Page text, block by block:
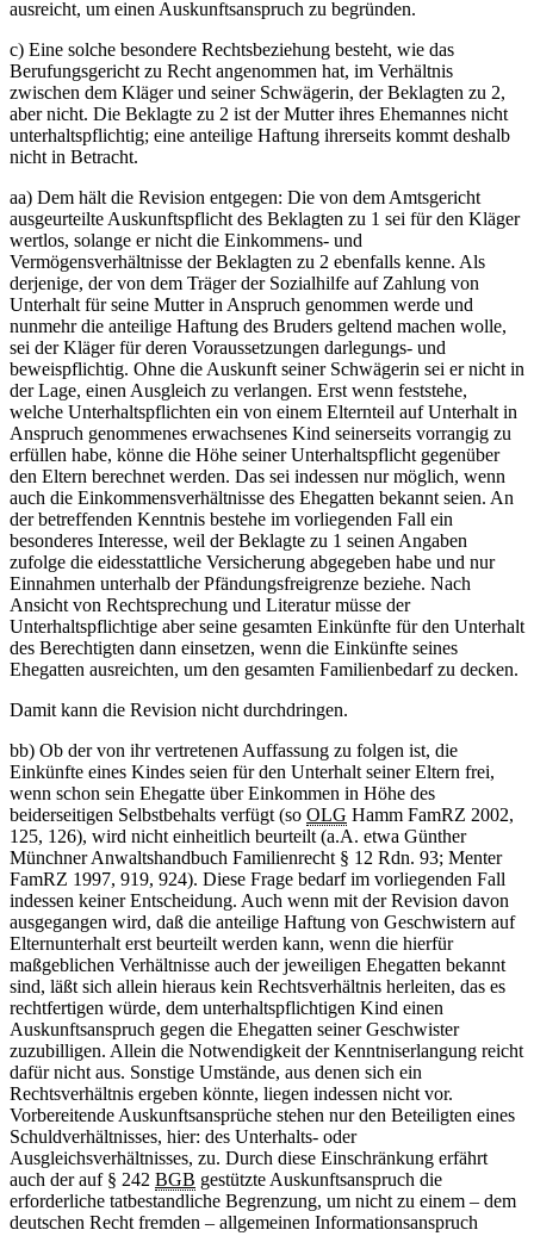
ausreicht, um einen Auskunftsanspruch zu begründen.
c) Eine solche besondere Rechtsbeziehung besteht, wie das
Berufungsgericht zu Recht angenommen hat, im Verhältnis
zwischen dem Kläger und seiner Schwägerin, der Beklagten zu 2,
aber nicht. Die Beklagte zu 2 ist der Mutter ihres Ehemannes nicht
unterhaltspflichtig; eine anteilige Haftung ihrerseits kommt deshalb
nicht in Betracht.
aa) Dem hält die Revision entgegen: Die von dem Amtsgericht
ausgeurteilte Auskunftspflicht des Beklagten zu 1 sei für den Kläger
wertlos, solange er nicht die Einkommens- und
Vermögensverhältnisse der Beklagten zu 2 ebenfalls kenne. Als
derjenige, der von dem Träger der Sozialhilfe auf Zahlung von
Unterhalt für seine Mutter in Anspruch genommen werde und
nunmehr die anteilige Haftung des Bruders geltend machen wolle,
sei der Kläger für deren Voraussetzungen darlegungs- und
beweispflichtig. Ohne die Auskunft seiner Schwägerin sei er nicht in
der Lage, einen Ausgleich zu verlangen. Erst wenn feststehe,
welche Unterhaltspflichten ein von einem Elternteil auf Unterhalt in
Anspruch genommenes erwachsenes Kind seinerseits vorrangig zu
erfüllen habe, könne die Höhe seiner Unterhaltspflicht gegenüber
den Eltern berechnet werden. Das sei indessen nur möglich, wenn
auch die Einkommensverhältnisse des Ehegatten bekannt seien. An
der betreffenden Kenntnis bestehe im vorliegenden Fall ein
besonderes Interesse, weil der Beklagte zu 1 seinen Angaben
zufolge die eidesstattliche Versicherung abgegeben habe und nur
Einnahmen unterhalb der Pfändungsfreigrenze beziehe. Nach
Ansicht von Rechtsprechung und Literatur müsse der
Unterhaltspflichtige aber seine gesamten Einkünfte für den Unterhalt
des Berechtigten dann einsetzen, wenn die Einkünfte seines
Ehegatten ausreichten, um den gesamten Familienbedarf zu decken.
Damit kann die Revision nicht durchdringen.
bb) Ob der von ihr vertretenen Auffassung zu folgen ist, die
Einkünfte eines Kindes seien für den Unterhalt seiner Eltern frei,
wenn schon sein Ehegatte über Einkommen in Höhe des
beiderseitigen Selbstbehalts verfügt (so OLG Hamm FamRZ 2002,
125, 126), wird nicht einheitlich beurteilt (a.A. etwa Günther
Münchner Anwaltshandbuch Familienrecht § 12 Rdn. 93; Menter
FamRZ 1997, 919, 924). Diese Frage bedarf im vorliegenden Fall
indessen keiner Entscheidung. Auch wenn mit der Revision davon
ausgegangen wird, daß die anteilige Haftung von Geschwistern auf
Elternunterhalt erst beurteilt werden kann, wenn die hierfür
maßgeblichen Verhältnisse auch der jeweiligen Ehegatten bekannt
sind, läßt sich allein hieraus kein Rechtsverhältnis herleiten, das es
rechtfertigen würde, dem unterhaltspflichtigen Kind einen
Auskunftsanspruch gegen die Ehegatten seiner Geschwister
zuzubilligen. Allein die Notwendigkeit der Kenntniserlangung reicht
dafür nicht aus. Sonstige Umstände, aus denen sich ein
Rechtsverhältnis ergeben könnte, liegen indessen nicht vor.
Vorbereitende Auskunftsansprüche stehen nur den Beteiligten eines
Schuldverhältnisses, hier: des Unterhalts- oder
Ausgleichsverhältnisses, zu. Durch diese Einschränkung erfährt
auch der auf § 242 BGB gestützte Auskunftsanspruch die
erforderliche tatbestandliche Begrenzung, um nicht zu einem – dem
deutschen Recht fremden – allgemeinen Informationsanspruch